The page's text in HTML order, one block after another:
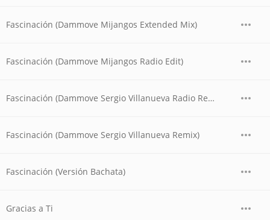
Fascinación (Dammove Mijangos Extended Mix)
Fascinación (Dammove Mijangos Radio Edit)
Fascinación (Dammove Sergio Villanueva Radio Remix)
Fascinación (Dammove Sergio Villanueva Remix)
Fascinación (Versión Bachata)
Gracias a Ti